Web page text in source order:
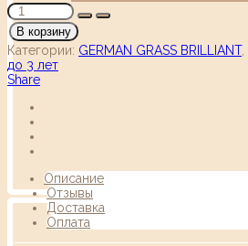
В корзину
Категории: GERMAN GRASS BRILLIANT,
до 3 лет
Share
Описание
Отзывы
Доставка
Оплата